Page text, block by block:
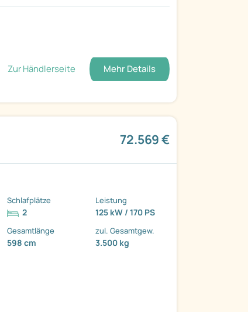
Zur Händlerseite Mehr Details
72.569 €
Schlafplätze
2
Leistung
125 kW / 170 PS
Gesamtlänge
598 cm
zul. Gesamtgew.
3.500 kg